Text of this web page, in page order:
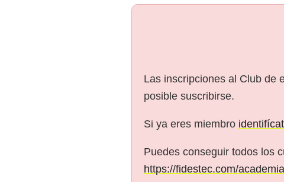
Las inscripciones al Club de
posible suscribirse.
Si ya eres miembro
Puedes conseguir todos los
https://fidestec.com/